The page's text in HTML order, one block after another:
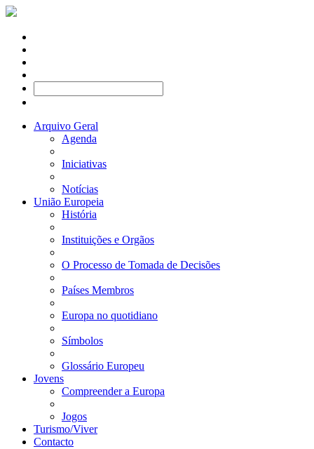
Arquivo Geral
Agenda
Iniciativas
Notícias
União Europeia
História
Instituições e Orgãos
O Processo de Tomada de Decisões
Países Membros
Europa no quotidiano
Símbolos
Glossário Europeu
Jovens
Compreender a Europa
Jogos
Turismo/Viver
Contacto